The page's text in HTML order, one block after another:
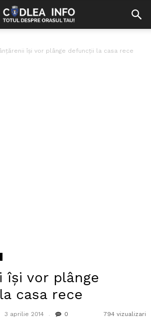
își vor plânge defuncții la casa rece
își vor plânge
casa rece
3 aprilie 2014 0 794 vizualizari